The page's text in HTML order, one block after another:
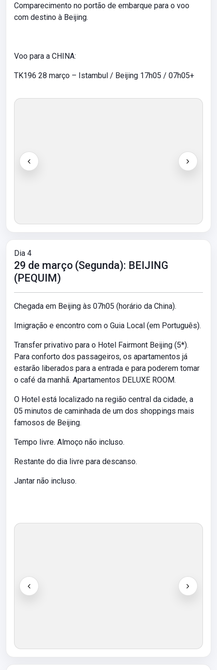
Comparecimento no portão de embarque para o voo
com destino à Beijing.
Voo para a CHINA:
TK196 28 março – Istambul / Beijing 17h05 / 07h05+
Dia 4
29 de março (Segunda): BEIJING
(PEQUIM)
Chegada em Beijing às 07h05 (horário da China).
Imigração e encontro com o Guia Local (em Português).
Transfer privativo para o Hotel Fairmont Beijing (5*).
Para conforto dos passageiros, os apartamentos já
estarão liberados para a entrada e para poderem tomar
o café da manhã. Apartamentos DELUXE ROOM.
O Hotel está localizado na região central da cidade, a
05 minutos de caminhada de um dos shoppings mais
famosos de Beijing.
Tempo livre. Almoço não incluso.
Restante do dia livre para descanso.
Jantar não incluso.